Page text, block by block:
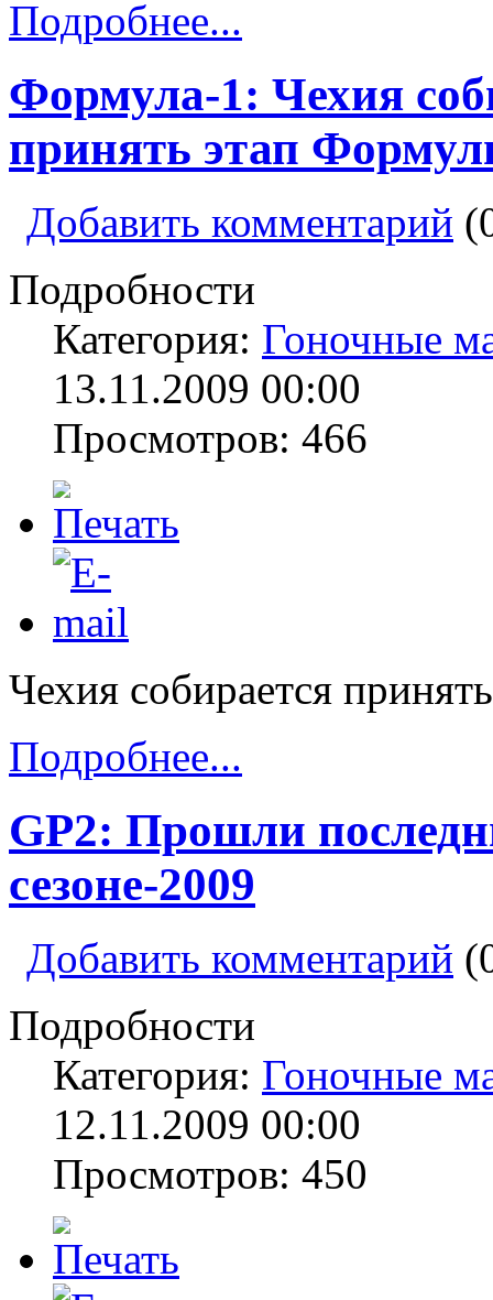
Подробнее...
Формула-1: Чехия
принять этап
Добавить комментарий
Подробности
Категория: Гоночные
13.11.2009 00:00
Просмотров: 466
Чехия собирается
Подробнее...
GP2: Прошли
сезоне-2009
Добавить комментарий
Подробности
Категория: Гоночные
12.11.2009 00:00
Просмотров: 450